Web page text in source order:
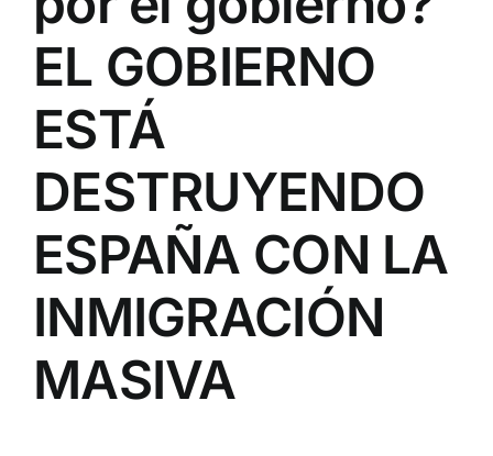
EL GOBIERNO
ESTÁ
DESTRUYENDO
ESPAÑA CON LA
INMIGRACIÓN
MASIVA